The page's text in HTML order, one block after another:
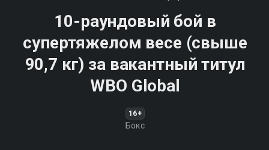
10-раундовый бой в
супертяжелом весе (свыше
90,7 кг) за вакантный титул
WBO Global
16+
Бокс